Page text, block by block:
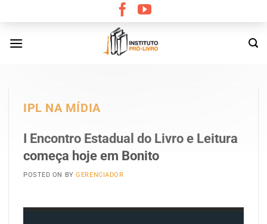
content
IPL NA MÍDIA
I Encontro Estadual do Livro e Leitura
começa hoje em Bonito
POSTED ON BYGERENCIADOR